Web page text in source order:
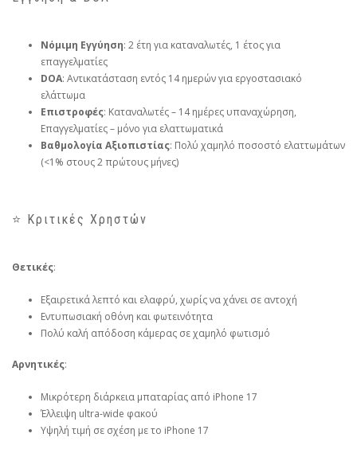
Νόμιμη Εγγύηση: 2 έτη για καταναλωτές, 1 έτος για
επαγγελματίες
DOA: Αντικατάσταση εντός 14 ημερών για εργοστασιακό
ελάττωμα
Επιστροφές: Καταναλωτές – 14 ημέρες υπαναχώρηση,
Επαγγελματίες – μόνο για ελαττωματικά
Βαθμολογία Αξιοπιστίας: Πολύ χαμηλό ποσοστό ελαττωμάτων
(<1% στους 2 πρώτους μήνες)
⭐ Κριτικές Χρηστών
Θετικές:
Εξαιρετικά λεπτό και ελαφρύ, χωρίς να χάνει σε αντοχή
Εντυπωσιακή οθόνη και φωτεινότητα
Πολύ καλή απόδοση κάμερας σε χαμηλό φωτισμό
Αρνητικές:
Μικρότερη διάρκεια μπαταρίας από iPhone 17
Έλλειψη ultra‑wide φακού
Υψηλή τιμή σε σχέση με το iPhone 17